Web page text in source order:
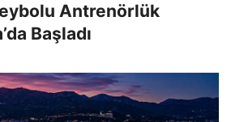
Antrenörlük
Başladı